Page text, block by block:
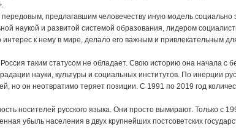
предлагавшим человечеству иную модель
наукой и развитой системой образования, лидером
интерес к нему в мире, делало его важным и привлекательным
Россия таким статусом не обладает. Свою историю она начала
науки, культуры и социальных институтов. По инерции
но он неотвратимо теряет позиции. С 1991 по 2019 год
носителей русского языка. Они просто вымирают. Только с
убыль населения в двух крупнейших постсоветских